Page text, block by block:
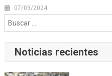
07/03/2024
Noticias recientes